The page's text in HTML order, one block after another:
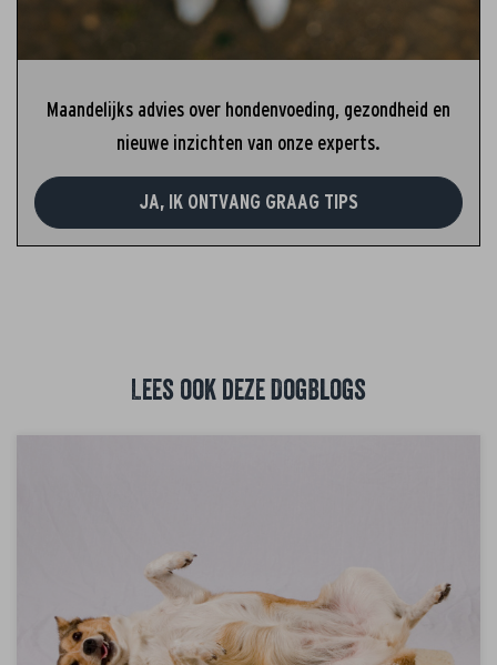
Maandelijks advies over hondenvoeding, gezondheid en
nieuwe inzichten van onze experts.
JA, IK ONTVANG GRAAG TIPS
Lees ook deze DogBlogs